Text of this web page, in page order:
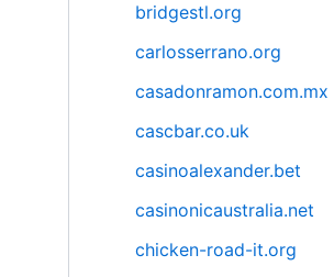
bridgestl.org
carlosserrano.org
casadonramon.com.mx
cascbar.co.uk
casinoalexander.bet
casinonicaustralia.net
chicken-road-it.org